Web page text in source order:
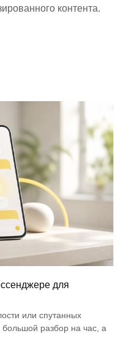
контента.
для
или спутанных
разбор на час, а